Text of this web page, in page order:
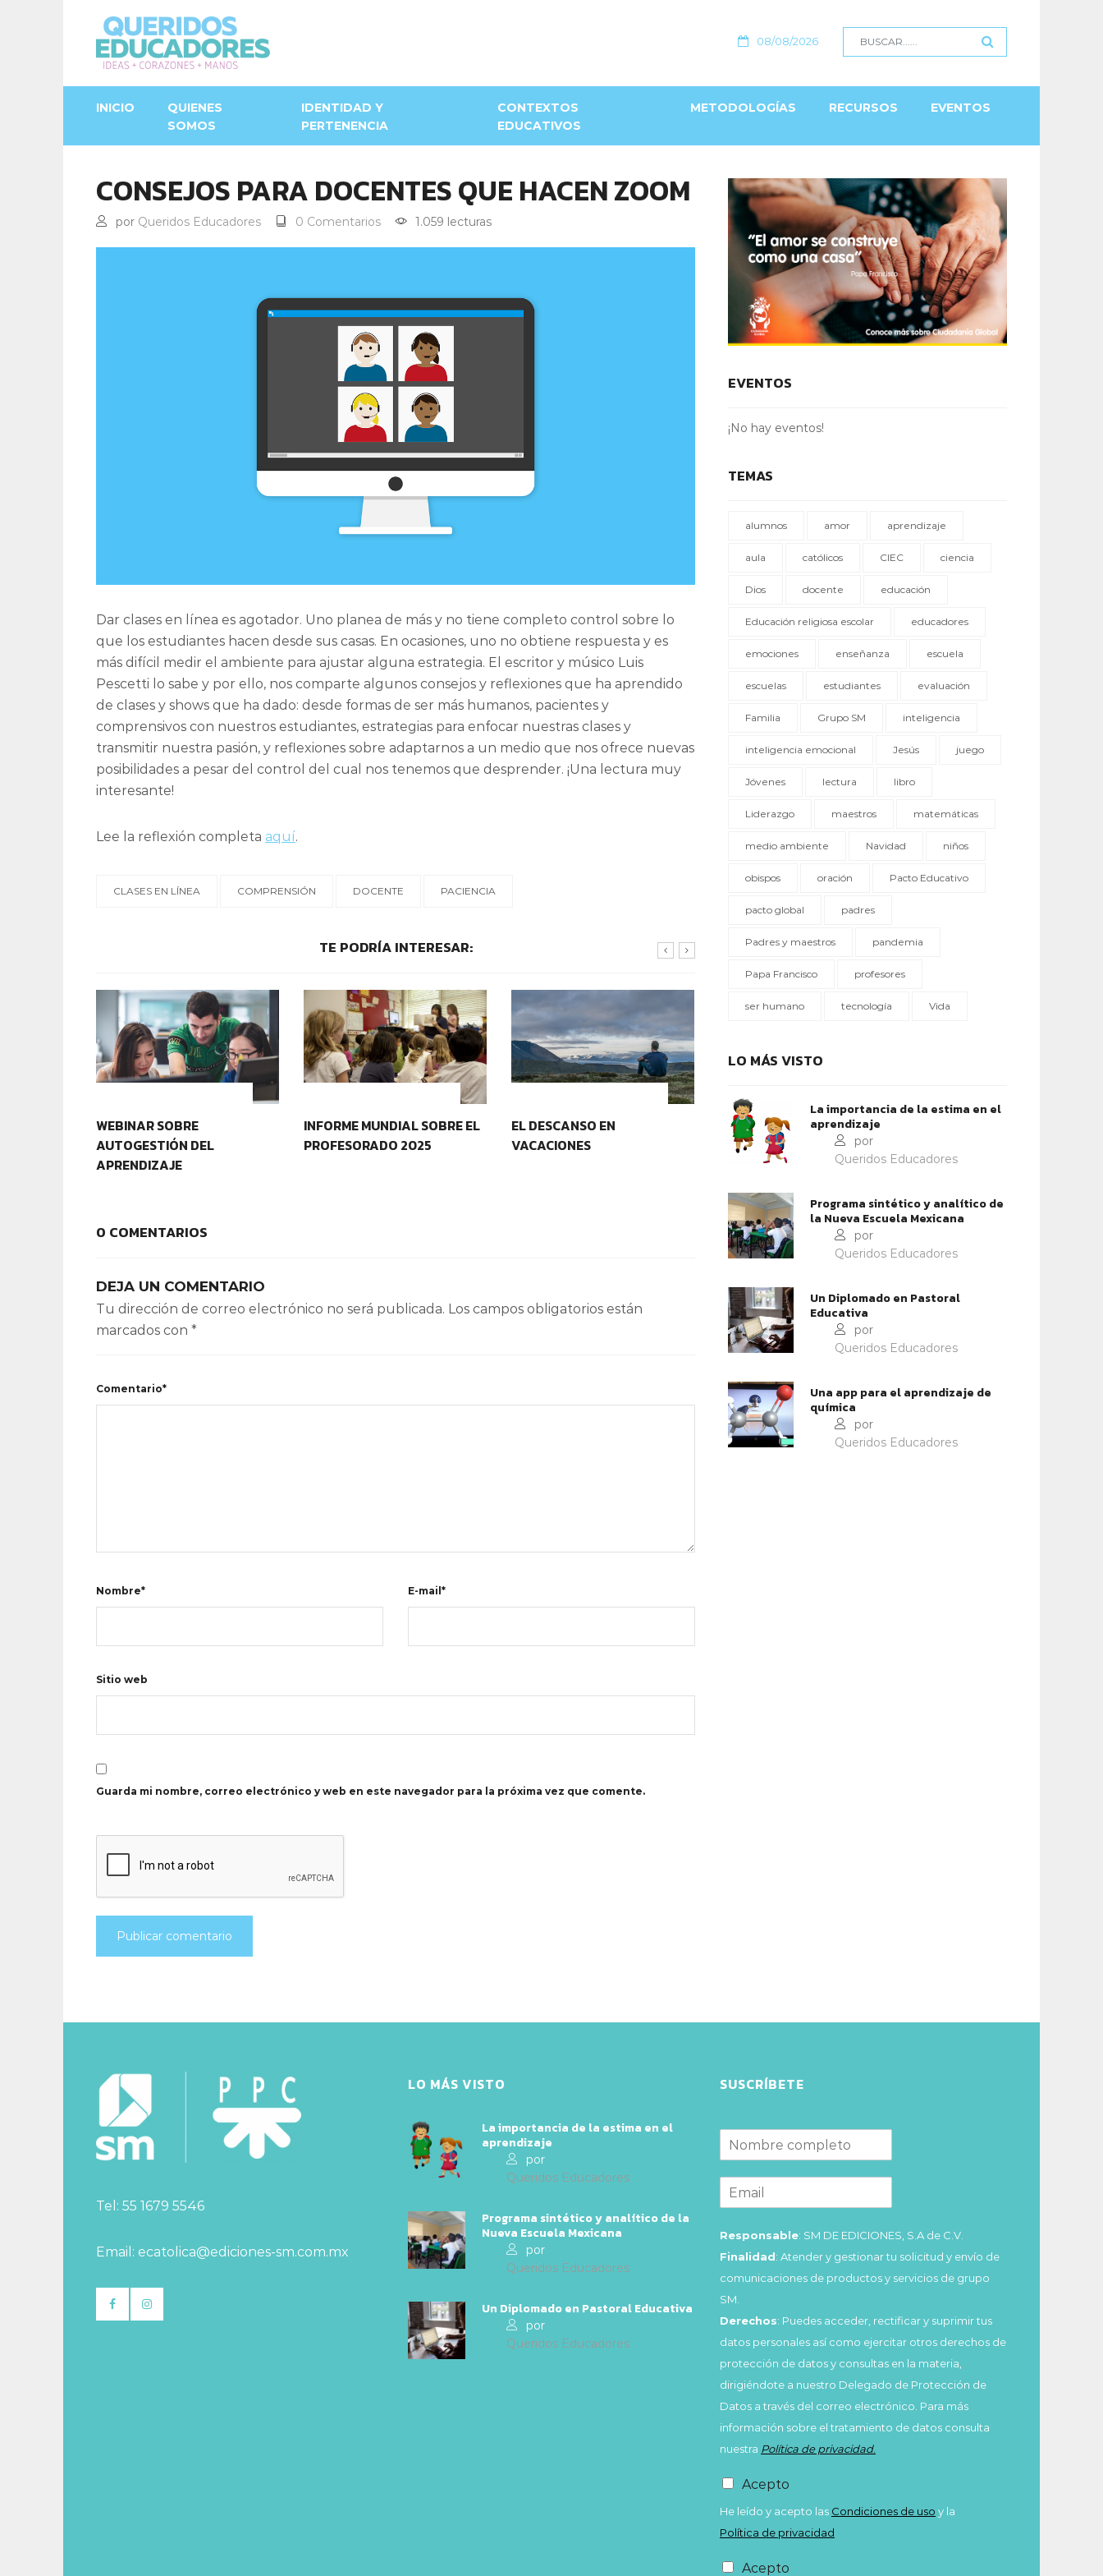
08/08/2026
INICIO
QUIENES
SOMOS
IDENTIDAD Y
PERTENENCIA
CONTEXTOS
EDUCATIVOS
METODOLOGÍAS RECURSOS EVENTOS
CONSEJOS PARA DOCENTES QUE HACEN ZOOM
por Queridos Educadores 0 Comentarios 1.059 lecturas
Dar clases en línea es agotador. Uno planea de más y no tiene completo control sobre lo
que los estudiantes hacen desde sus casas. En ocasiones, uno no obtiene respuesta y es
más difícil medir el ambiente para ajustar alguna estrategia. El escritor y músico Luis
Pescetti lo sabe y por ello, nos comparte algunos consejos y reflexiones que ha aprendido
de clases y shows que ha dado: desde formas de ser más humanos, pacientes y
comprensivos con nuestros estudiantes, estrategias para enfocar nuestras clases y
transmitir nuestra pasión, y reflexiones sobre adaptarnos a un medio que nos ofrece nuevas
posibilidades a pesar del control del cual nos tenemos que desprender. ¡Una lectura muy
interesante!
Lee la reflexión completa aquí.
CLASES EN LÍNEA COMPRENSIÓN DOCENTE PACIENCIA
TE PODRÍA INTERESAR:
WEBINAR SOBRE
AUTOGESTIÓN DEL
APRENDIZAJE
INFORME MUNDIAL SOBRE EL
PROFESORADO 2025
EL DESCANSO EN
VACACIONES
LIDERAZGO EDUCATIVO
0 COMENTARIOS
DEJA UN COMENTARIO
Tu dirección de correo electrónico no será publicada. Los campos obligatorios están
marcados con *
Comentario*
Nombre* E-mail*
Sitio web
Guarda mi nombre, correo electrónico y web en este navegador para la próxima vez que comente.
EVENTOS
¡No hay eventos!
TEMAS
alumnos amor aprendizaje
aula católicos CIEC ciencia
Dios docente educación
Educación religiosa escolar educadores
emociones enseñanza escuela
escuelas estudiantes evaluación
Familia Grupo SM inteligencia
inteligencia emocional Jesús juego
Jóvenes lectura libro
Liderazgo maestros matemáticas
medio ambiente Navidad niños
obispos oración Pacto Educativo
pacto global padres
Padres y maestros pandemia
Papa Francisco profesores
ser humano tecnología Vida
LO MÁS VISTO
La importancia de la estima en el
aprendizaje
por
Queridos Educadores
Programa sintético y analítico de
la Nueva Escuela Mexicana
por
Queridos Educadores
Un Diplomado en Pastoral
Educativa
por
Queridos Educadores
Una app para el aprendizaje de
química
por
Queridos Educadores
Tel: 55 1679 5546
Email: ecatolica@ediciones-sm.com.mx
LO MÁS VISTO
La importancia de la estima en el
aprendizaje
por
Queridos Educadores
Programa sintético y analítico de la
Nueva Escuela Mexicana
por
Queridos Educadores
Un Diplomado en Pastoral Educativa
por
Queridos Educadores
SUSCRÍBETE
Responsable: SM DE EDICIONES, S.A de C.V.
Finalidad: Atender y gestionar tu solicitud y envío de
comunicaciones de productos y servicios de grupo
SM.
Derechos: Puedes acceder, rectificar y suprimir tus
datos personales así como ejercitar otros derechos de
protección de datos y consultas en la materia,
dirigiéndote a nuestro Delegado de Protección de
Datos a través del correo electrónico. Para más
información sobre el tratamiento de datos consulta
nuestra Política de privacidad.
Acepto
He leído y acepto las Condiciones de uso y la
Política de privacidad
Acepto